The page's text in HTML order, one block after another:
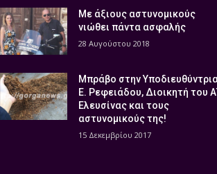
Με άξιους αστυνομικούς
νιώθει πάντα ασφαλής
28 Αυγούστου 2018
Μπράβο στην
Ε. Ρεφειάδου, Διοικητή του
Ελευσίνας και τους
αστυνομικούς της!
15 Δεκεμβρίου 2017